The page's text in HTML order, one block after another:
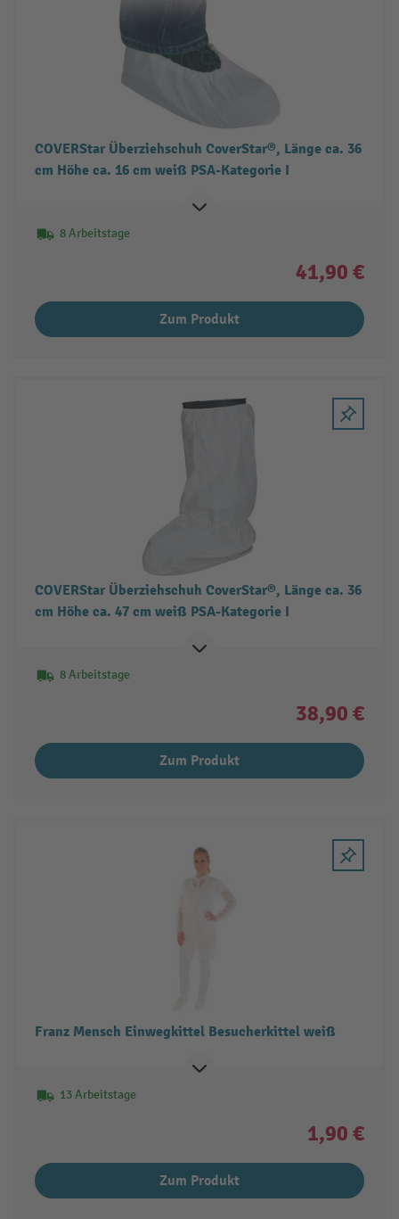
COVERStar Überziehschuh CoverStar®, Länge ca. 36
cm Höhe ca. 16 cm weiß PSA-Kategorie I
8 Arbeitstage
41,90 €
Zum Produkt
COVERStar Überziehschuh CoverStar®, Länge ca. 36
cm Höhe ca. 47 cm weiß PSA-Kategorie I
8 Arbeitstage
38,90 €
Zum Produkt
Franz Mensch Einwegkittel Besucherkittel weiß
13 Arbeitstage
1,90 €
Zum Produkt